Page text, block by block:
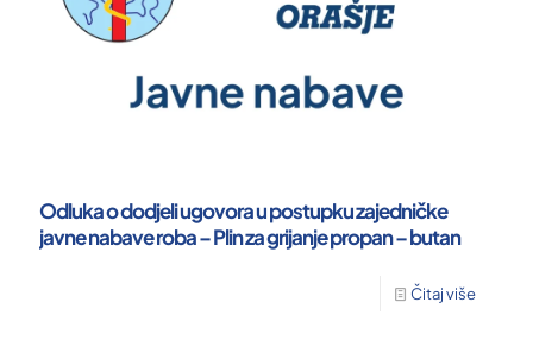
Odluka o dodjeli ugovora u postupku zajedničke
javne nabave roba – Plin za grijanje propan – butan
Čitaj više